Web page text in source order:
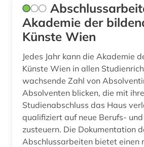
baustoff (12)
baustoffe (1)
baustoffkunde (1)
bautechnik (21)
bauteil (2)
bauteile (1)
bauvergabe (2)
Akademie der
Künste Wien
Jedes Jahr kann die Akademie
Künste Wien in allen
wachsende Zahl von
Absolventen blicken, die mit
Studienabschluss das Haus
qualifiziert auf neue Berufs-
zusteuern. Die Dokumentation
Abschlussarbeiten bietet einen